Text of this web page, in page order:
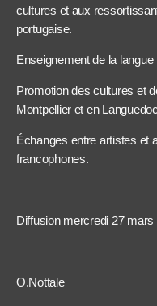
cultures et aux
portugaise.
Enseignement de la langue
Promotion des cultures et
Montpellier et en
Échanges entre artistes et
francophones.
Diffusion mercredi 27 mars
O.Nottale